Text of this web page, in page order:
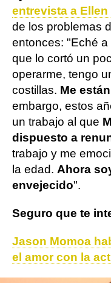
entrevista a Ellen
de los problemas
entonces: "Eché a
que lo cortó un
operarme, tengo
costillas. Me
embargo, estos
un trabajo al que
dispuesto a
trabajo y me
la edad. Ahora
envejecido".
Seguro que te
Jason Momoa
el amor con la